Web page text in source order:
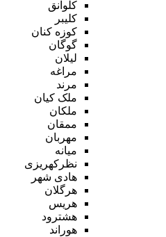
کلوانق
کلیبر
کوزه کنان
گوگان
لیلان
مراغه
مرند
ملک کیان
ملکان
ممقان
مهربان
میانه
نظرکهریزی
هادی شهر
هرگلان
هریس
هشترود
هوراند